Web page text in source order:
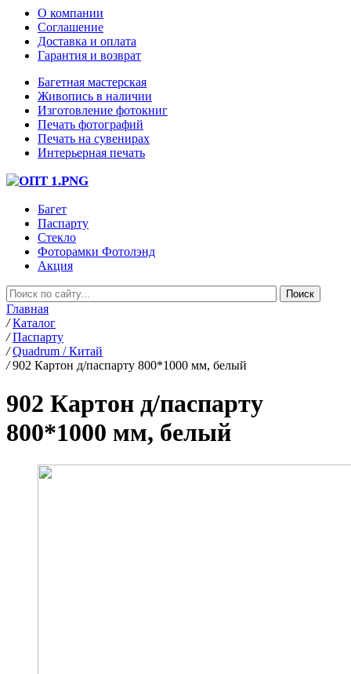
О компании
Соглашение
Доставка и оплата
Гарантия и возврат
Багетная мастерская
Живопись в наличии
Изготовление фотокниг
Печать фотографий
Печать на сувенирах
Интерьерная печать
Багет
Паспарту
Стекло
Фоторамки Фотолэнд
Акция
Главная
/ Каталог
/ Паспарту
/ Quadrum / Китай
/ 902 Картон д/паспарту 800*1000 мм, белый
902 Картон д/паспарту
800*1000 мм, белый